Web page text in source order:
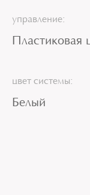
управление:
Пластиковая
цвет системы:
Белый